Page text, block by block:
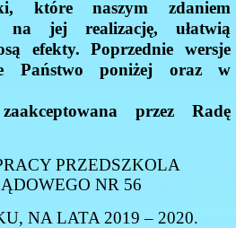
które naszym zdaniem
na jej realizację, ułatwią
efekty. Poprzednie wersje
Państwo poniżej oraz w
przez Radę
PRZEDSZKOLA
NR 56
NA LATA 2019 – 2020.